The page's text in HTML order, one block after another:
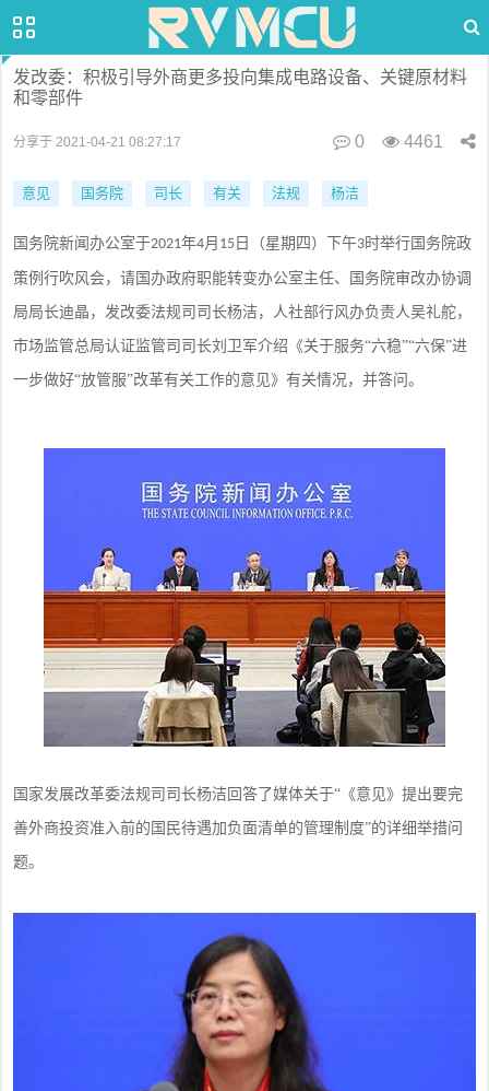
发改委：积极引导外商更多投向集成电路设备、关键原材料
和零部件
分享于 2021-04-21 08:27:17 0 4461
意见 国务院 司长 有关 法规 杨洁
国务院新闻办公室于2021年4月 15 日（星期四）下午3时举行国务院政
策例行吹风会，请国办政府职能转变办公室主任、国务院审改办协调
局局长迪晶，发改委法规司司长杨洁，人社部行风办负责人吴礼舵，
市场监管总局认证监管司司长刘卫军介绍《关于服务“六稳”“六保”进
一步做好“放管服”改革有关工作的意见》有关情况，并答问。
国家发展改革委法规司司长杨洁回答了媒体关于“《意见》提出要完
善外商投资准入前的国民待遇加负面清单的管理制度”的详细举措问
题。